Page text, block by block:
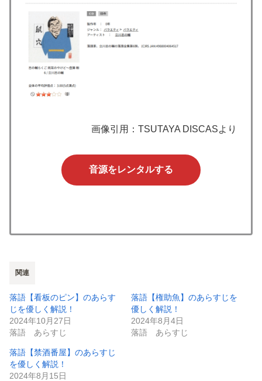
画像引用：TSUTAYA DISCASより
音源をレンタルする
関連
落語【看板のピン】のあらす
じを優しく解説！
2024年10月27日
落語 あらすじ
落語【権助魚】のあらすじを
優しく解説！
2024年8月4日
落語 あらすじ
落語【禁酒番屋】のあらすじ
を優しく解説！
2024年8月15日